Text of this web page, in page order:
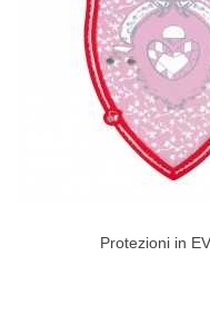
Protezioni in